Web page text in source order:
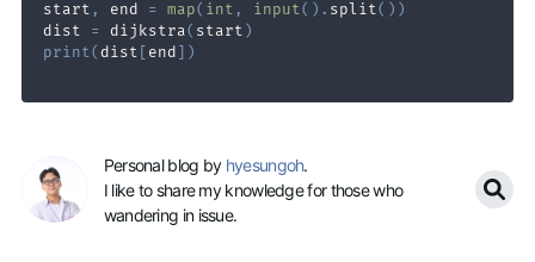
start , end = map( int , input( ) . split( ) )
dist = dijkstra( start )
print(dist [ end ] )
Personal blog by hyesungoh.
I like to share my knowledge for those who
wandering in issue.